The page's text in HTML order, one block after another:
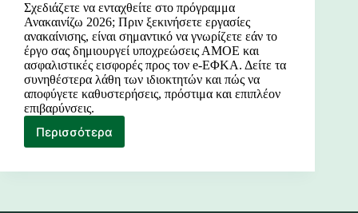
Σχεδιάζετε να ενταχθείτε στο πρόγραμμα
Ανακαινίζω 2026; Πριν ξεκινήσετε εργασίες
ανακαίνισης, είναι σημαντικό να γνωρίζετε εάν το
έργο σας δημιουργεί υποχρεώσεις ΑΜΟΕ και
ασφαλιστικές εισφορές προς τον e-ΕΦΚΑ. Δείτε τα
συνηθέστερα λάθη των ιδιοκτητών και πώς να
αποφύγετε καθυστερήσεις, πρόστιμα και επιπλέον
επιβαρύνσεις.
Περισσότερα
Ανακαινίζω
και